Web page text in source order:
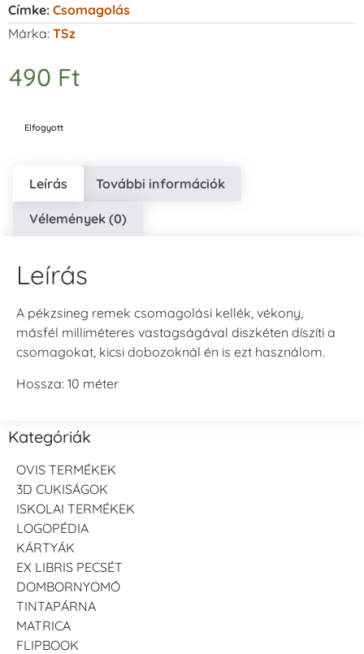
Címke: Csomagolás
Márka: TSz
490 Ft
Elfogyott
Leírás További információk
Vélemények (0)
Leírás
A pékzsineg remek csomagolási kellék, vékony,
másfél milliméteres vastagságával diszkéten díszíti a
csomagokat, kicsi dobozoknál én is ezt használom.
Hossza: 10 méter
Kategóriák
OVIS TERMÉKEK
3D CUKISÁGOK
ISKOLAI TERMÉKEK
LOGOPÉDIA
KÁRTYÁK
EX LIBRIS PECSÉT
DOMBORNYOMÓ
TINTAPÁRNA
MATRICA
FLIPBOOK